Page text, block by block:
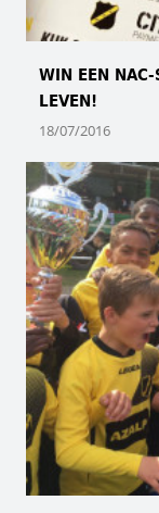
WIN EEN NAC-
LEVEN!
18/07/2016